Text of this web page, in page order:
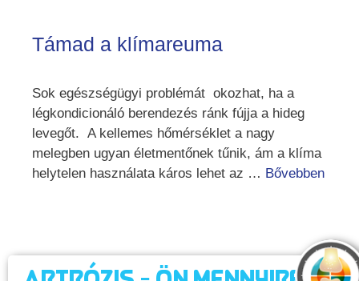
Támad a klímareuma
Sok egészségügyi problémát okozhat, ha a
légkondicionáló berendezés ránk fújja a hideg
levegőt. A kellemes hőmérséklet a nagy
melegben ugyan életmentőnek tűnik, ám a klíma
helytelen használata káros lehet az … Bővebben